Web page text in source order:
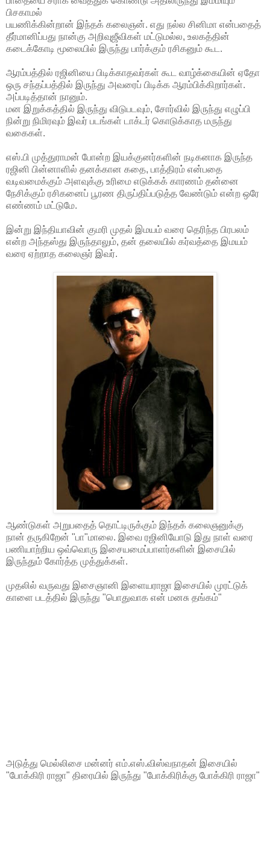
பிசகாமல்
பயணிக்கின்றான் இந்தக் கலைஞன். எது நல்ல சினிமா என்பதைத்
தீர்மானிப்பது நான்கு அறிவுஜீவிகள் மட்டுமல்ல, உலகத்தின்
கடைக்கோடி மூலையில் இருந்து பார்க்கும் ரசிகனும் கூட.
ஆரம்பத்தில் ரஜினியை பிடிக்காதவர்கள் கூட வாழ்க்கையின் ஏதோ
ஒரு சந்தப்பத்தில் இருந்து அவரைப் பிடிக்க ஆரம்பிக்கிறார்கள்.
அப்படித்தான் நானும்.
மன இறுக்கத்தில் இருந்து விடுபடவும், சோர்வில் இருந்து எழுப்பி
நின்று நிமிரவும் இவர் படங்கள் டாக்டர் கொடுக்காத மருந்து
வகைகள்.
எஸ்.பி முத்துராமன் போன்ற இயக்குனர்களின் நடிகனாக இருந்த
ரஜினி பின்னாளில் தனக்கான கதை, பாத்திரம் என்பதை
வடிவமைக்கும் அளவுக்கு உரிமை எடுக்கக் காரணம் தன்னை
நேசிக்கும் ரசிகனைப் பூரண திருப்திப்படுத்த வேண்டும் என்ற ஒரே
எண்ணம் மட்டுமே.
இன்று இந்தியாவின் குமரி முதல் இமயம் வரை தெரிந்த பிரபலம்
என்ற அந்தஸ்து இருந்தாலும், தன் தலையில் கர்வத்தை இமயம்
வரை ஏற்றாத கலைஞர் இவர்.
ஆண்டுகள் அறுபதைத் தொட்டிருக்கும் இந்தக் கலைஞனுக்கு
நான் தருகிறேன் "பா"மாலை. இவை ரஜினியோடு இது நாள் வரை
பணியாற்றிய ஒவ்வொரு இசையமைப்பாளர்களின் இசையில்
இருந்தும் கோர்த்த முத்துக்கள்.
முதலில் வருவது இசைஞானி இளையராஜா இசையில் முரட்டுக்
காளை படத்தில் இருந்து "பொதுவாக என் மனசு தங்கம்"
அடுத்து மெல்லிசை மன்னர் எம்.எஸ்.விஸ்வநாதன் இசையில்
"போக்கிரி ராஜா" திரையில் இருந்து "போக்கிரிக்கு போக்கிரி ராஜா"